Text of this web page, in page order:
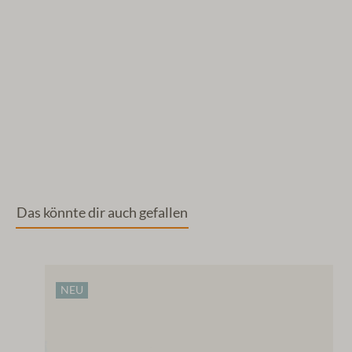
Das könnte dir auch gefallen
NEU